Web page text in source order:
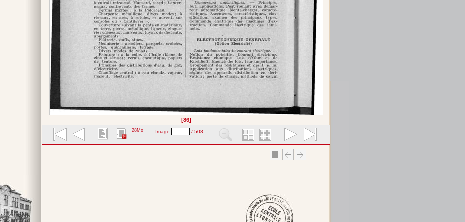
[86]
28Mo Image / 508